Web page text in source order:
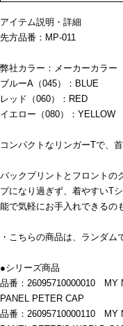
アイテム説明・詳細
先方品番：MP-011
弊社カラー：メーカーカラー
ブルーA（045）：BLUE
レッド（060）：RED
イエロー（080）：YELLOW
コンパクトなリンガーTで、
バックプリントとフロントの
プになり過ぎず、着やすいT
能で気軽にお手入れできるの
・こちらの商品は、ランダム
●シリーズ商品
品番：26095710000010 MY
PANEL PETER CAP
品番：26095710000110 MY